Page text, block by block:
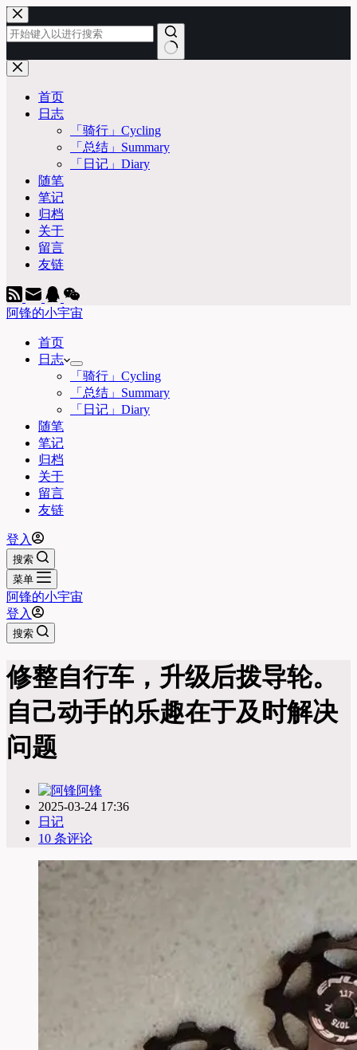
跳
至
内
容
无
首页
日志
「骑行」Cycling
「总结」Summary
「日记」Diary
随笔
笔记
归档
关于
留言
友链
阿锋的小宇宙
首页
日志
「骑行」Cycling
「总结」Summary
「日记」Diary
随笔
笔记
归档
关于
留言
友链
登入
搜索
菜单
阿锋的小宇宙
登入
搜索
修整自行车，升级后拨导轮。
自己动手的乐趣在于及时解决
问题
阿锋
2025-03-24 17:36
日记
10 条评论